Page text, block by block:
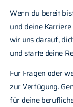
Wenn du bereit
und deine
wir uns darauf,
und starte deine
Für Fragen oder
zur Verfügung.
für deine